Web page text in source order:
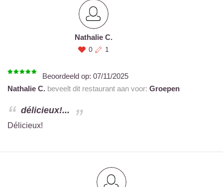
Nathalie C.
0 1
Beoordeeld op: 07/11/2025
Nathalie C. beveelt dit restaurant aan voor: Groepen
délicieux!...
Délicieux!